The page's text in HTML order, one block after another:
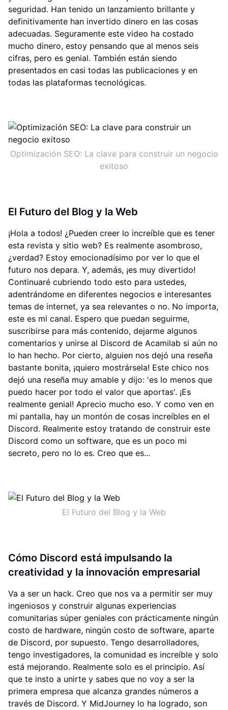
seguridad. Han tenido un lanzamiento brillante y
definitivamente han invertido dinero en las cosas
adecuadas. Seguramente este video ha costado
mucho dinero, estoy pensando que al menos seis
cifras, pero es genial. También están siendo
presentados en casi todas las publicaciones y en
todas las plataformas tecnológicas.
Optimización SEO: La clave para construir un negocio
exitoso
El Futuro del Blog y la Web
¡Hola a todos! ¿Pueden creer lo increíble que es tener
esta revista y sitio web? Es realmente asombroso,
¿verdad? Estoy emocionadísimo por ver lo que el
futuro nos depara. Y, además, ¡es muy divertido!
Continuaré cubriendo todo esto para ustedes,
adentrándome en diferentes negocios e interesantes
temas de internet, ya sea relevantes o no. No importa,
este es mi canal. Espero que puedan seguirme,
suscribirse para más contenido, dejarme algunos
comentarios y unirse al Discord de Acamilab si aún no
lo han hecho. Por cierto, alguien nos dejó una reseña
bastante bonita, ¡quiero mostrársela! Este chico nos
dejó una reseña muy amable y dijo: 'es lo menos que
puedo hacer por todo el valor que aportas'. ¡Es
realmente genial! Aprecio mucho eso. Y como ven en
mi pantalla, hay un montón de cosas increíbles en el
Discord. Realmente estoy tratando de construir este
Discord como un software, que es un poco mi
secreto, pero no lo es. Creo que es...
El Futuro del Blog y la Web
Cómo Discord está impulsando la
creatividad y la innovación empresarial
Va a ser un hack. Creo que nos va a permitir ser muy
ingeniosos y construir algunas experiencias
comunitarias súper geniales con prácticamente ningún
costo de hardware, ningún costo de software, aparte
de Discord, por supuesto. Tengo desarrolladores,
tengo investigadores, la comunidad es increíble y solo
está mejorando. Realmente solo es el principio. Así
que te insto a unirte y sabes que no voy a ser la
primera empresa que alcanza grandes números a
través de Discord. Y MidJourney lo ha logrado, son